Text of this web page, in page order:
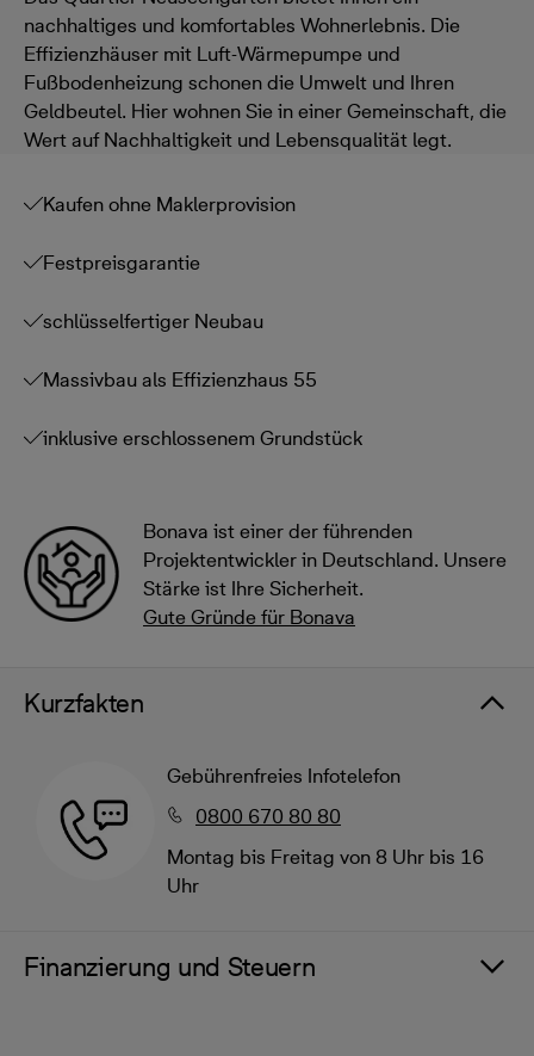
nachhaltiges und komfortables Wohnerlebnis. Die
Effizienzhäuser mit Luft-Wärmepumpe und
Fußbodenheizung schonen die Umwelt und Ihren
Geldbeutel. Hier wohnen Sie in einer Gemeinschaft, die
Wert auf Nachhaltigkeit und Lebensqualität legt.
Kaufen ohne Maklerprovision
Festpreisgarantie
schlüsselfertiger Neubau
Massivbau als Effizienzhaus 55
inklusive erschlossenem Grundstück
Bonava ist einer der führenden
Projektentwickler in Deutschland. Unsere
Stärke ist Ihre Sicherheit.
Gute Gründe für Bonava
Kurzfakten
Gebührenfreies Infotelefon
0800 670 80 80
Montag bis Freitag von 8 Uhr bis 16
Uhr
Finanzierung und Steuern